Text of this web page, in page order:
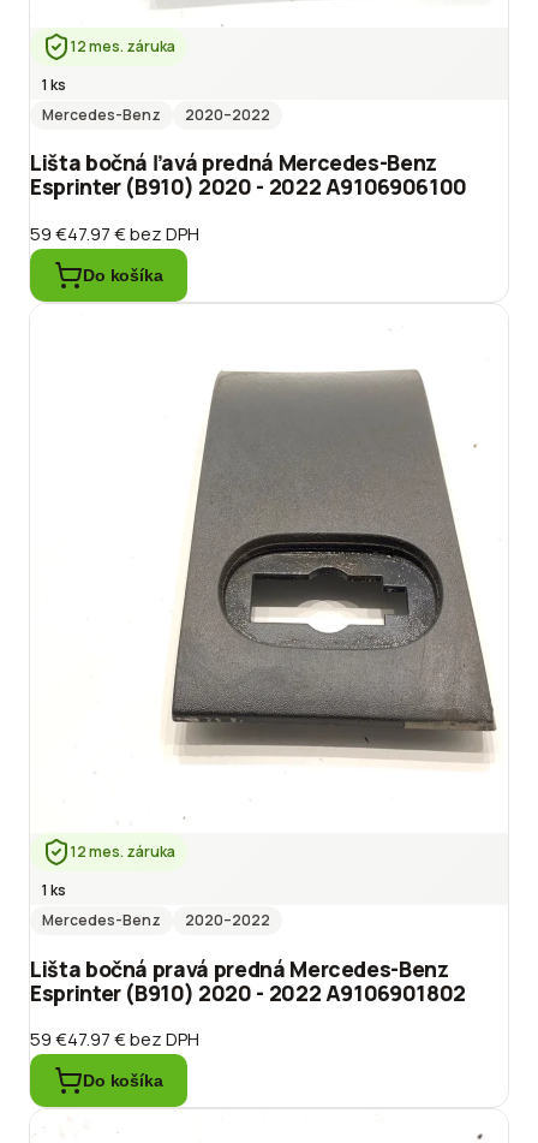
12 mes. záruka
1 ks
Mercedes-Benz
2020–2022
Lišta bočná ľavá predná Mercedes-Benz
Esprinter (B910) 2020 - 2022 A9106906100
59 €47.97 €bez DPH
Do košíka
12 mes. záruka
1 ks
Mercedes-Benz
2020–2022
Lišta bočná pravá predná Mercedes-Benz
Esprinter (B910) 2020 - 2022 A9106901802
59 €47.97 €bez DPH
Do košíka